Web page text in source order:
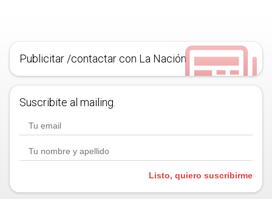
Publicitar /contactar con La Nación
Suscribite al mailing.
Listo, quiero suscribirme